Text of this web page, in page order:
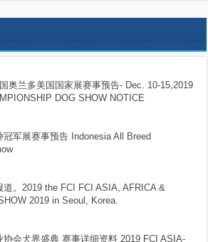
奥兰多美国国家展赛事预告- Dec. 10-15,2019
DOG SHOW NOTICE
冠军展赛事预告 Indonesia All Breed
道。2019 the FCI FCI ASIA, AFRICA &
2019 in Seoul, Korea.
协会犬界盛典 赛事详细资料 2019 FCI ASIA-